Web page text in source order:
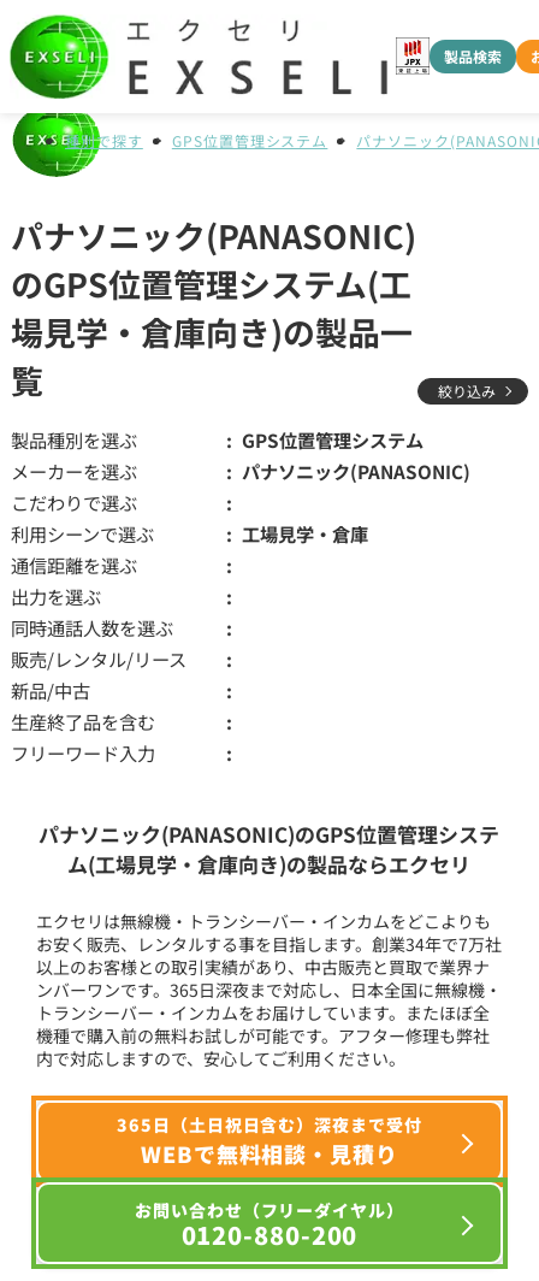
製品検索
種別で探す GPS位置管理システム パナソニック
パナソニック(PANASONIC)
のGPS位置管理システム(工
場見学・倉庫向き)の製品一
覧
絞り込み
製品種別を選ぶ
GPS位置管理システム
メーカーを選ぶ
パナソニック(PANASONIC)
こだわりで選ぶ
利用シーンで選ぶ
工場見学・倉庫
通信距離を選ぶ
出力を選ぶ
同時通話人数を選ぶ
販売/レンタル/リース
新品/中古
生産終了品を含む
フリーワード入力
パナソニック(PANASONIC)のGPS位置管理システ
ム(工場見学・倉庫向き)の製品ならエクセリ
エクセリは無線機・トランシーバー・インカムをどこよりも
お安く販売、レンタルする事を目指します。創業34年で7万社
以上のお客様との取引実績があり、中古販売と買取で業界ナ
ンバーワンです。365日深夜まで対応し、日本全国に無線機・
トランシーバー・インカムをお届けしています。またほぼ全
機種で購入前の無料お試しが可能です。アフター修理も弊社
内で対応しますので、安心してご利用ください。
365日（土日祝日含む）深夜まで受付
WEBで無料相談・見積り
お問い合わせ（フリーダイヤル）
0120-880-200